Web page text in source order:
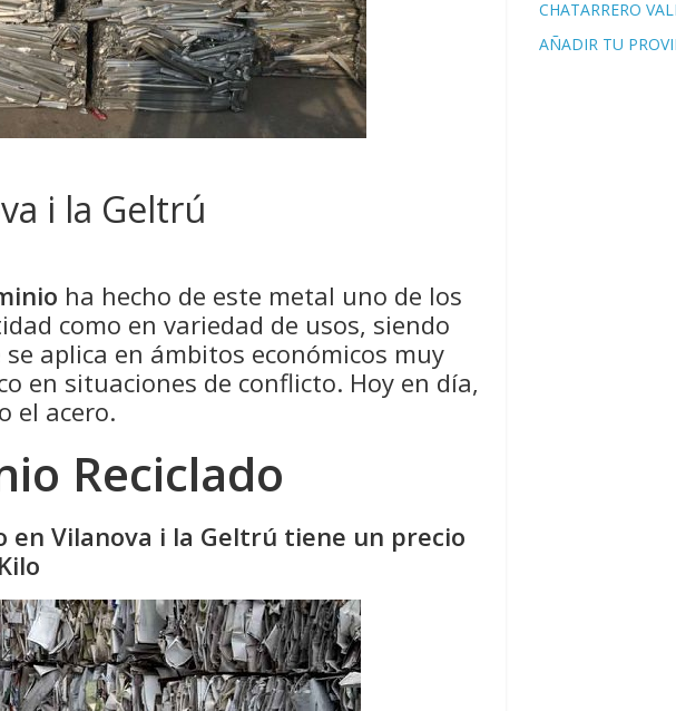
i la Geltrú
ha hecho de este metal uno de los
como en variedad de usos, siendo
aplica en ámbitos económicos muy
en situaciones de conflicto. Hoy en día,
el acero.
Reciclado
en Vilanova i la Geltrú tiene un precio
CHATARRERO
AÑADIR TU